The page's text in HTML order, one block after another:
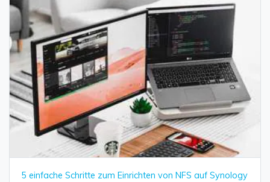
5 einfache Schritte zum Einrichten von NFS auf Synology